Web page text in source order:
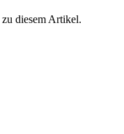
zu diesem Artikel.